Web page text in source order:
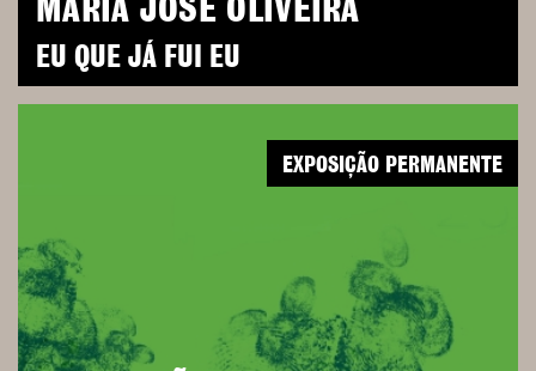
MARIA JOSÉ OLIVEIRA
EU QUE JÁ FUI EU
EXPOSIÇÃO PERMANENTE